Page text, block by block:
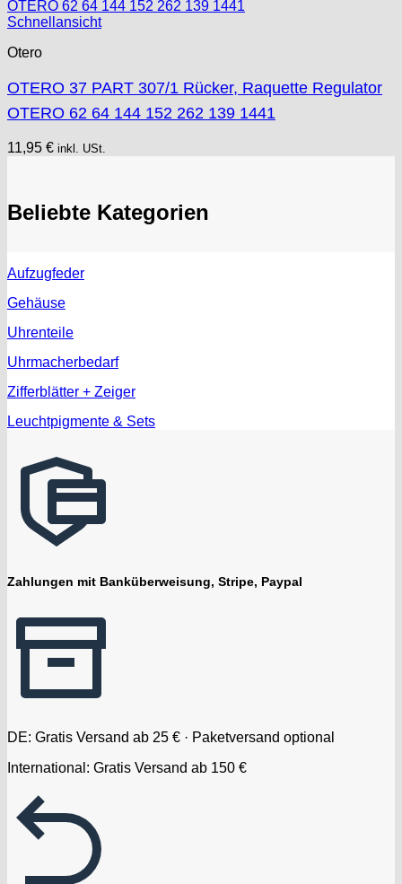
Schnellansicht
Otero
OTERO 37 PART 307/1 Rücker, Raquette Regulator
OTERO 62 64 144 152 262 139 1441
11,95 € inkl. USt.
Beliebte Kategorien
Aufzugfeder
Gehäuse
Uhrenteile
Uhrmacherbedarf
Zifferblätter + Zeiger
Leuchtpigmente & Sets
Zahlungen mit Banküberweisung, Stripe, Paypal
DE: Gratis Versand ab 25 € · Paketversand optional
International: Gratis Versand ab 150 €